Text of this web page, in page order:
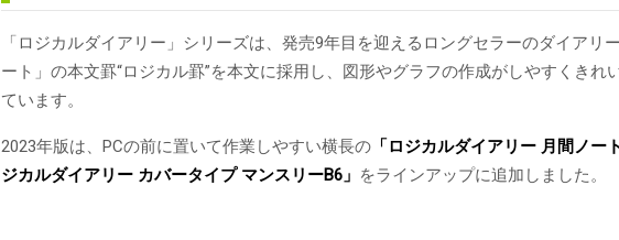
「ロジカルダイアリー」シリーズは、発売9年目を迎えるロングセラーのダイア
ート」の本文罫“ロジカル罫”を本文に採用し、図形やグラフの作成がしやすくき
ています。
2023年版は、PCの前に置いて作業しやすい横長の 「ロジカルダイアリー 月間ノー
ジカルダイアリー カバータイプ マンスリーB6」 をラインアップに追加しました。